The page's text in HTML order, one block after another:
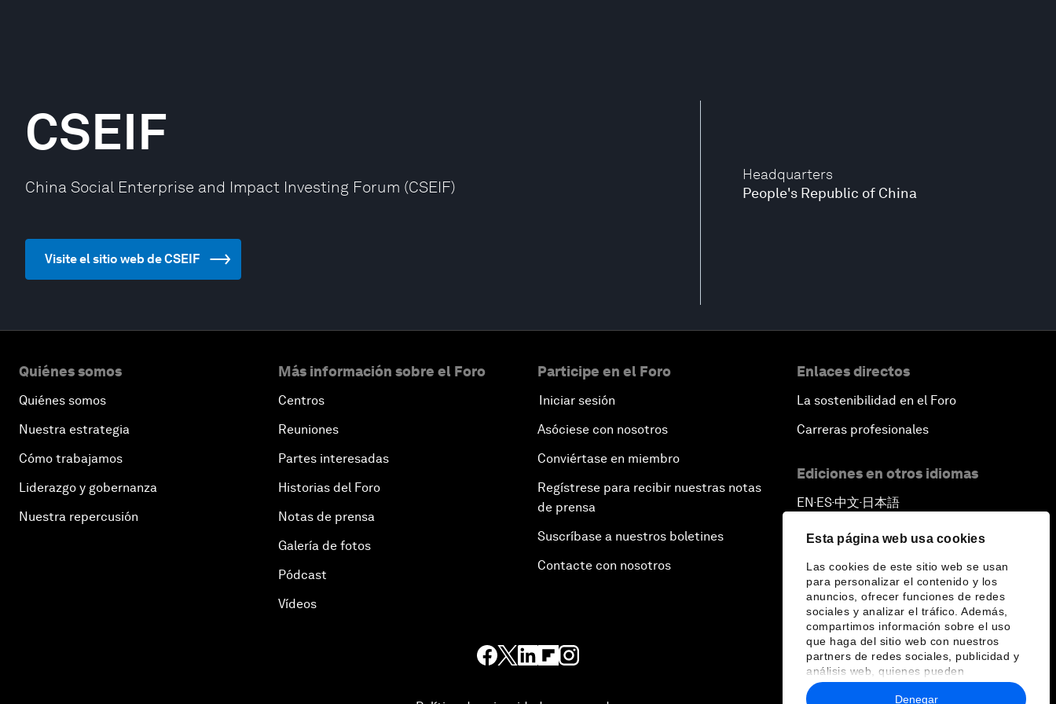
Esta página web usa cookies
Las cookies de este sitio web se usan
para personalizar el contenido y los
anuncios, ofrecer funciones de redes
sociales y analizar el tráfico. Además,
compartimos información sobre el uso
que haga del sitio web con nuestros
partners de redes sociales, publicidad y
análisis web, quienes pueden
combinarla con otra información que les
haya proporcionado o que hayan
Denegar
Headquarters
People's Republic of China
CSEIF
China Social Enterprise and Impact Investing Forum (CSEIF)
Visite el sitio web de CSEIF
Quiénes somos
Quiénes somos
Nuestra estrategia
Cómo trabajamos
Liderazgo y gobernanza
Nuestra repercusión
Más información sobre el Foro
Centros
Reuniones
Partes interesadas
Historias del Foro
Notas de prensa
Galería de fotos
Pódcast
Vídeos
Participe en el Foro
Iniciar sesión
Asóciese con nosotros
Conviértase en miembro
Regístrese para recibir nuestras notas
de prensa
Suscríbase a nuestros boletines
Contacte con nosotros
Enlaces directos
La sostenibilidad en el Foro
Carreras profesionales
Ediciones en otros idiomas
EN ▪ES▪中文▪ 日本語